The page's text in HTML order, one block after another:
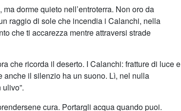
dorme quieto nell’entroterra. Non oro da
raggio di sole che incendia i Calanchi, nella
che ti accarezza mentre attraversi strade
che ricorda il deserto. I Calanchi: fratture di luce e
il silenzio ha un suono. Lì, nel nulla
cura. Portargli acqua quando puoi.